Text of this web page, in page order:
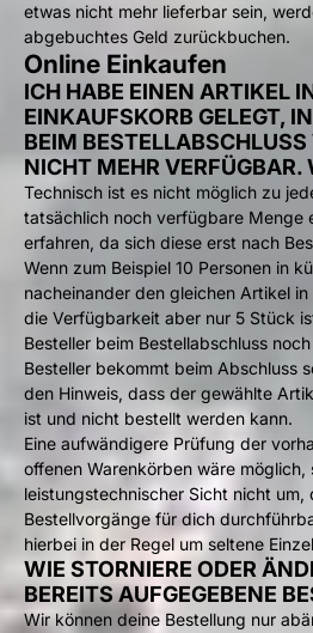
etwas nicht mehr lieferbar sein,
abgebuchtes Geld zurückbuchen.
Online Einkaufen
ICH HABE EINEN ARTIKEL
EINKAUFSKORB GELEGT,
BEIM BESTELLABSCHLUSS
NICHT MEHR VERFÜGBAR.
Technisch ist es nicht möglich zu
tatsächlich noch verfügbare Menge
erfahren, da sich diese erst nach
Wenn zum Beispiel 10 Personen in
nacheinander den gleichen Artikel
die Verfügbarkeit aber nur 5 Stück
Besteller beim Bestellabschluss
Besteller bekommt beim Abschluss
den Hinweis, dass der gewählte
ist und nicht bestellt werden kann.
Eine aufwändigere Prüfung der
offenen Warenkörben wäre
leistungstechnischer Sicht nicht um,
Bestellvorgänge für dich
hierbei in der Regel um seltene
WIE STORNIERE ODER
BEREITS AUFGEGEBENE
Wir können deine Bestellung nur